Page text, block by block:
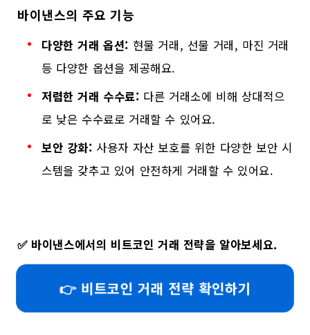
바이낸스의 주요 기능
다양한 거래 옵션: 현물 거래, 선물 거래, 마진 거래
등 다양한 옵션을 제공해요.
저렴한 거래 수수료: 다른 거래소에 비해 상대적으
로 낮은 수수료로 거래할 수 있어요.
보안 강화: 사용자 자산 보호를 위한 다양한 보안 시
스템을 갖추고 있어 안전하게 거래할 수 있어요.
✅ 바이낸스에서의 비트코인 거래 전략을 알아보세요.
👉 비트코인 거래 전략 확인하기